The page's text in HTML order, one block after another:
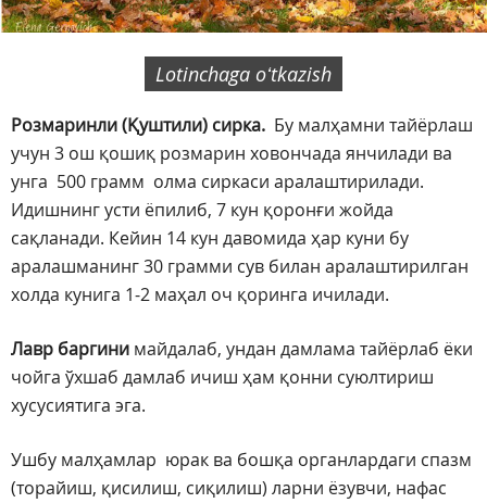
Lotinchaga oʻtkazish
Розмаринли (Қуштили) сирка. Бу малҳамни тайёрлаш
учун 3 ош қошиқ розмарин ховончада янчилади ва
унга 500 грамм олма сиркаси аралаштирилади.
Идишнинг усти ёпилиб, 7 кун қоронғи жойда
сақланади. Кейин 14 кун давомида ҳар куни бу
аралашманинг 30 грамми сув билан аралаштирилган
холда кунига 1-2 маҳал оч қоринга ичилади.
Лавр баргини майдалаб, ундан дамлама тайёрлаб ёки
чойга ўхшаб дамлаб ичиш ҳам қонни суюлтириш
хусусиятига эга.
Ушбу малҳамлар юрак ва бошқа органлардаги спазм
(торайиш, қисилиш, сиқилиш) ларни ёзувчи, нафас